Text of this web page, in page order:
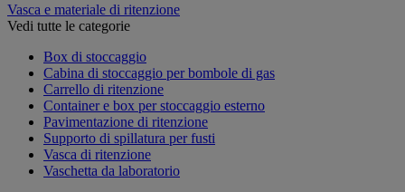
Vasca e materiale di ritenzione
Vedi tutte le categorie
Box di stoccaggio
Cabina di stoccaggio per bombole di gas
Carrello di ritenzione
Container e box per stoccaggio esterno
Pavimentazione di ritenzione
Supporto di spillatura per fusti
Vasca di ritenzione
Vaschetta da laboratorio